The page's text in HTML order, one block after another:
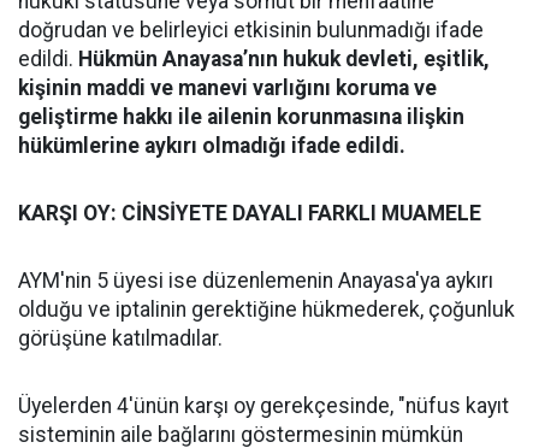
doğrudan ve belirleyici etkisinin bulunmadığı ifade
edildi. Hükmün Anayasa’nın hukuk devleti, eşitlik,
kişinin maddi ve manevi varlığını koruma ve
geliştirme hakkı ile ailenin korunmasına ilişkin
hükümlerine aykırı olmadığı ifade edildi.
KARŞI OY: CİNSİYETE DAYALI FARKLI MUAMELE
AYM'nin 5 üyesi ise düzenlemenin Anayasa'ya aykırı
olduğu ve iptalinin gerektiğine hükmederek, çoğunluk
görüşüne katılmadılar.
Üyelerden 4'ünün karşı oy gerekçesinde, "nüfus kayıt
sisteminin aile bağlarını göstermesinin mümkün